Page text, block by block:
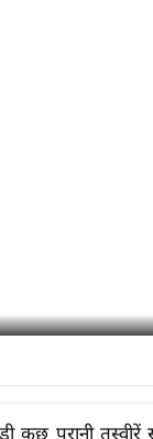
कुछ पुरानी